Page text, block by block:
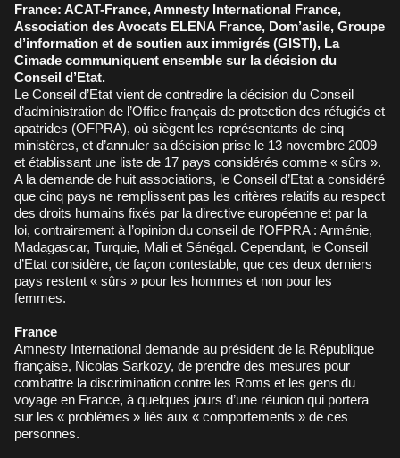
France: ACAT-France, Amnesty International France,
Association des Avocats ELENA France, Dom’asile, Groupe
d’information et de soutien aux immigrés (GISTI), La
Cimade communiquent ensemble sur la décision du
Conseil d’Etat.
Le Conseil d’Etat vient de contredire la décision du Conseil
d’administration de l’Office français de protection des réfugiés et
apatrides (OFPRA), où siègent les représentants de cinq
ministères, et d’annuler sa décision prise le 13 novembre 2009
et établissant une liste de 17 pays considérés comme « sûrs ».
A la demande de huit associations, le Conseil d’Etat a considéré
que cinq pays ne remplissent pas les critères relatifs au respect
des droits humains fixés par la directive européenne et par la
loi, contrairement à l’opinion du conseil de l’OFPRA : Arménie,
Madagascar, Turquie, Mali et Sénégal. Cependant, le Conseil
d’Etat considère, de façon contestable, que ces deux derniers
pays restent « sûrs » pour les hommes et non pour les
femmes.
France
Amnesty International demande au président de la République
française, Nicolas Sarkozy, de prendre des mesures pour
combattre la discrimination contre les Roms et les gens du
voyage en France, à quelques jours d’une réunion qui portera
sur les « problèmes » liés aux « comportements » de ces
personnes.